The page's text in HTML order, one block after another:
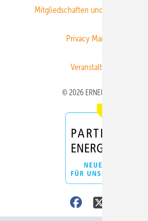
Mitgliedschaften und Engagement
Privacy Manager
Veranstaltungen /
© 2026 ERNEUERBARE